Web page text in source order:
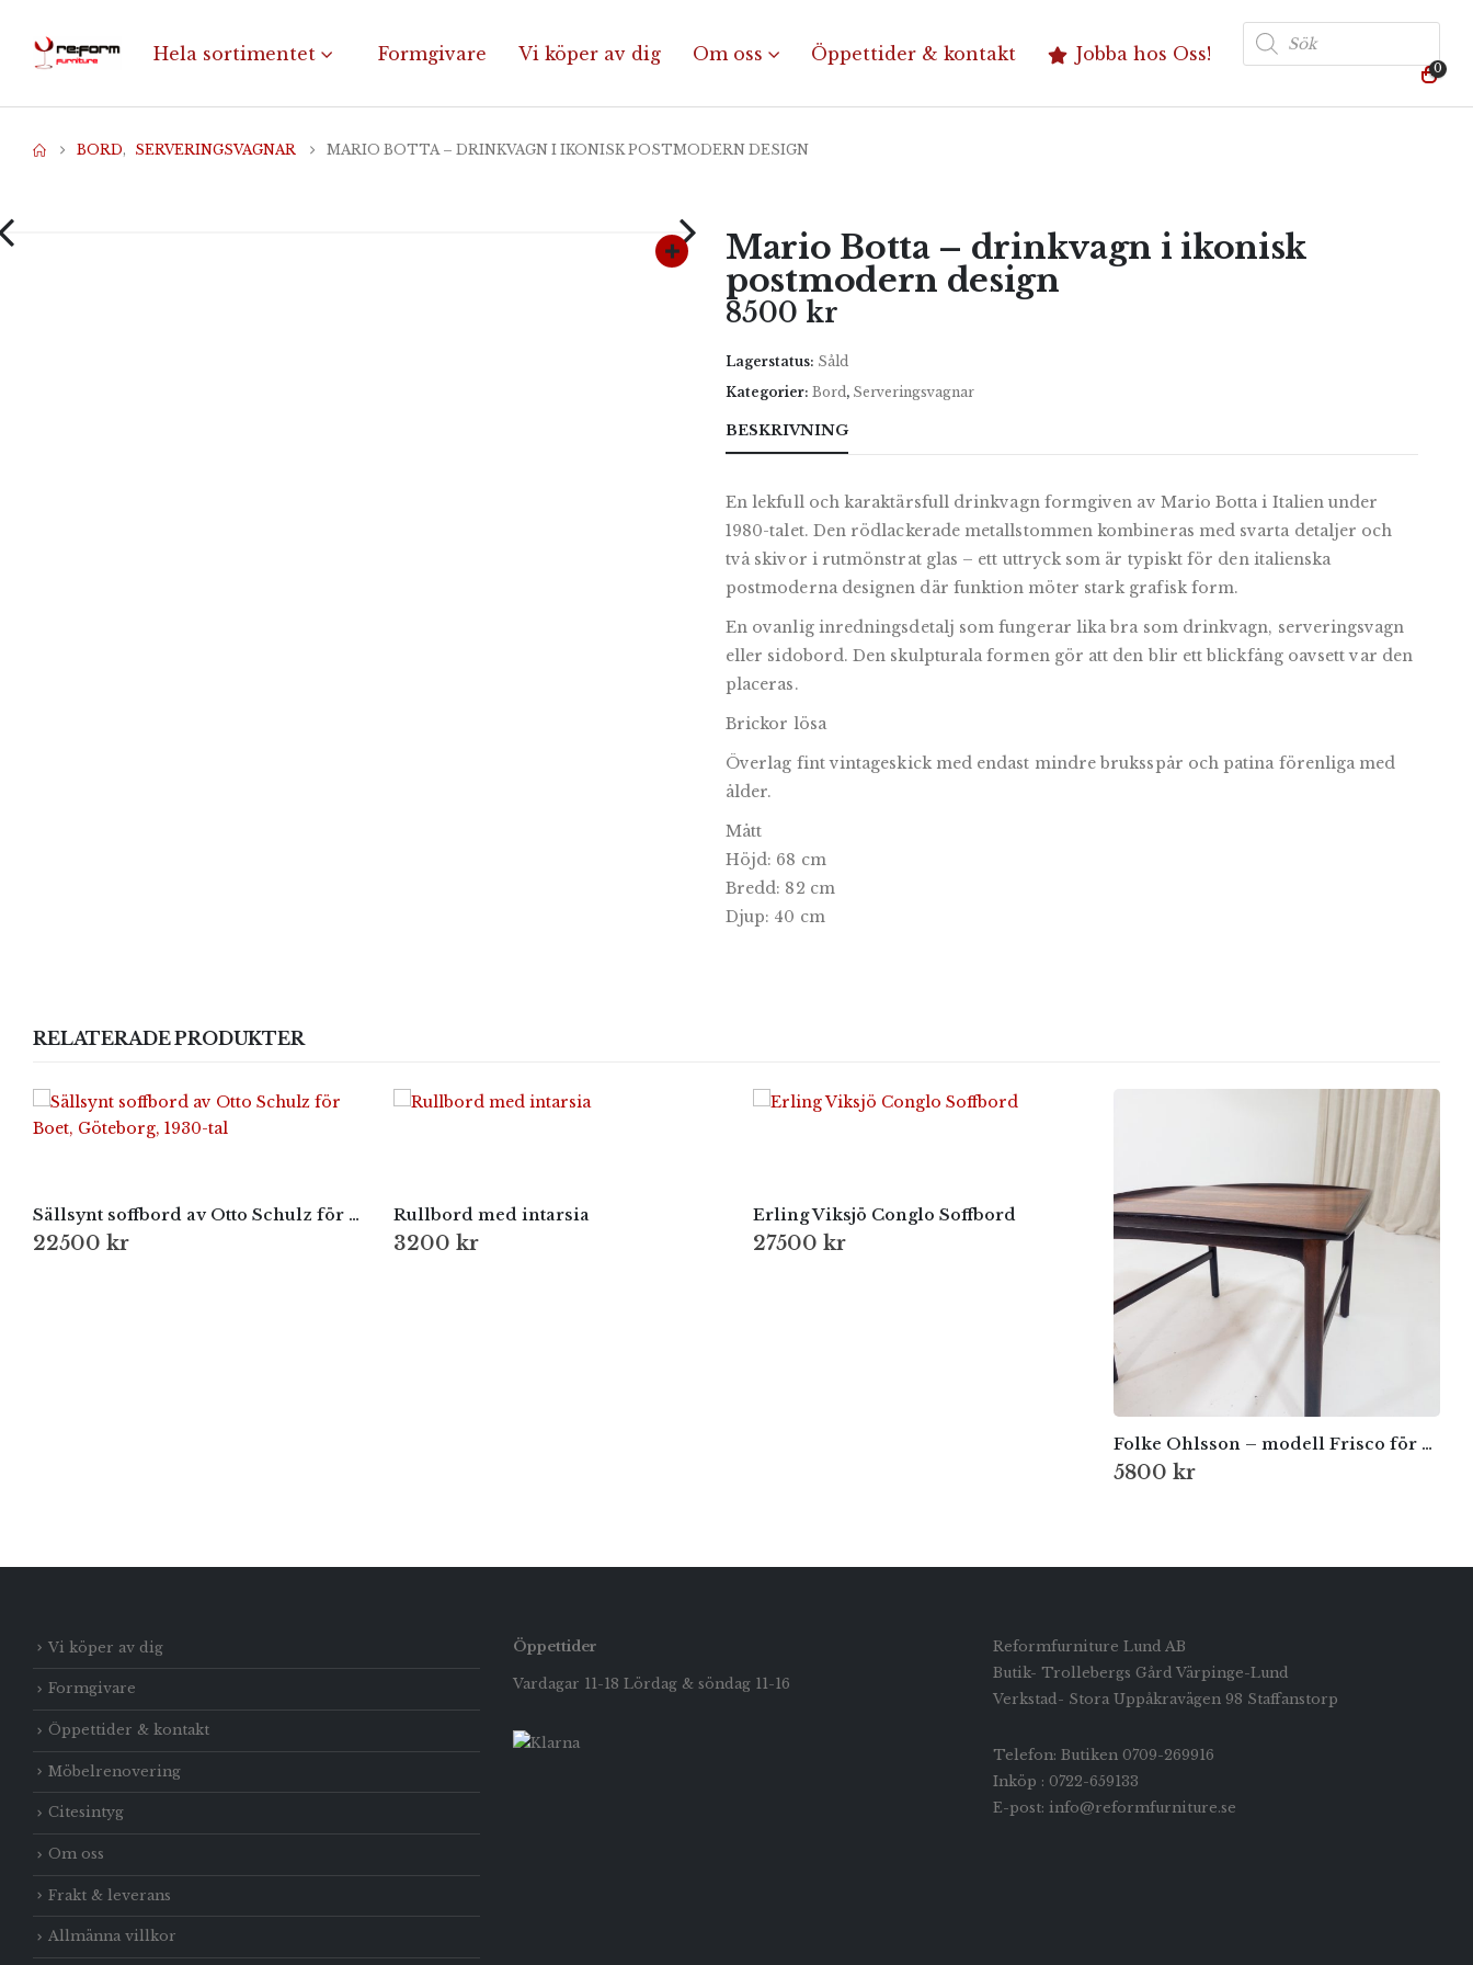
Hela sortimentet Formgivare Vi köper av dig Om oss Öppettider & kontakt Jobba hos Oss!
Produktsökning
0
BORD, SERVERINGSVAGNAR MARIO BOTTA – DRINKVAGN I IKONISK POSTMODERN DESIGN
Mario Botta – drinkvagn i ikonisk
postmodern design
8500 kr
Lagerstatus: Såld
Kategorier: Bord, Serveringsvagnar
BESKRIVNING
En lekfull och karaktärsfull drinkvagn formgiven av Mario Botta i Italien under
1980-talet. Den rödlackerade metallstommen kombineras med svarta detaljer och
två skivor i rutmönstrat glas – ett uttryck som är typiskt för den italienska
postmoderna designen där funktion möter stark grafisk form.
En ovanlig inredningsdetalj som fungerar lika bra som drinkvagn, serveringsvagn
eller sidobord. Den skulpturala formen gör att den blir ett blickfång oavsett var den
placeras.
Brickor lösa
Överlag fint vintageskick med endast mindre bruksspår och patina förenliga med
ålder.
Mått
Höjd: 68 cm
Bredd: 82 cm
Djup: 40 cm
RELATERADE PRODUKTER
Sällsynt soffbord av Otto Schulz för Boet, Göteborg, 1930-tal
22500 kr
Rullbord med intarsia
3200 kr
Erling Viksjö Conglo Soffbord
27500 kr
Folke Ohlsson – modell Frisco för Bra Bohag / Tingströms
5800 kr
Vi köper av dig
Formgivare
Öppettider & kontakt
Möbelrenovering
Citesintyg
Om oss
Frakt & leverans
Allmänna villkor
Öppettider
Vardagar 11-18 Lördag & söndag 11-16
Reformfurniture Lund AB
Butik- Trollebergs Gård Värpinge-Lund
Verkstad- Stora Uppåkravägen 98 Staffanstorp
Telefon: Butiken 0709-269916
Inköp : 0722-659133
E-post: info@reformfurniture.se